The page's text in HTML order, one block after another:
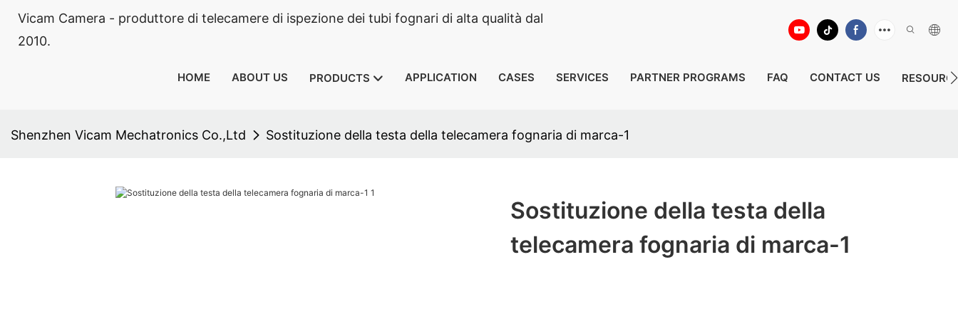
Vicam Camera - produttore di telecamere di ispezione dei tubi fognari di alta qualità dal
2010.
HOME ABOUT US PRODUCTS APPLICATION CASES SERVICES PARTNER PROGRAMS FAQ CONTACT US
Shenzhen Vicam Mechatronics Co.,Ltd Sostituzione della testa della telecamera fognaria di marca-1
Sostituzione della testa della
telecamera fognaria di marca-1